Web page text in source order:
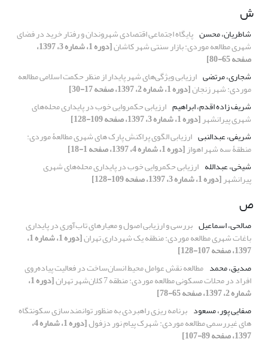
ش
شاطریان، محسن پایگاه اجتماعی اقتصادی شهروندان و رفتار خرید در فضای
شهری مطالعه موردی: بازار سنتی شهر کاشان [دوره 1، شماره 3، 1397،
صفحه 65-80]
شجاری، مرتضی ارزیابی ویژگی‌های شهر پایدار از منظر حکمت اسلامی مطالعه
موردی: شهر زنجان[دوره 1، شماره 2، 1397، صفحه 17-30]
شریف زاده اقدم، ابراهیم ارزیابی حکمروایی خوب در پایداری محله‌های
شهری پیرانشهر[دوره 1، شماره 3، 1397، صفحه 109-128]
شریفی، عبدالنبی ارزیابی الگوی پراکنش پارک های شهری مطالعۀ موردی:
منطقۀ سه شهر اهواز[دوره 1، شماره 4، 1397، صفحه 1-18]
شیخی، عبدالله ارزیابی حکمروایی خوب در پایداری محله‌های شهری
پیرانشهر[دوره 1، شماره 3، 1397، صفحه 109-128]
ص
صالحی، اسماعیل بررسی و ارزیابی اصول و معیارهای تاب‌آوری در پایداری
باغات شهری مطالعه موردی: منطقه یک شهرداری تهران [دوره 1، شماره 1،
1397، صفحه 107-128]
صدیق، محمد مطالعه نقش عوامل محیط انسان‌ساخت در فعالیت پیاده‌روی
افراد در محلات مسکونی مطالعه موردی: منطقه 7 کلان‌شهر تهران [دوره 1،
شماره 2، 1397، صفحه 65-78]
صفایی پور، مسعود برنامه ریزی راهبردی به منظور توانمندسازی سکونتگاه
های غیررسمی مطالعه موردی: شهرک پیام نور دزفول [دوره 1، شماره 4،
1397، صفحه 89-107]